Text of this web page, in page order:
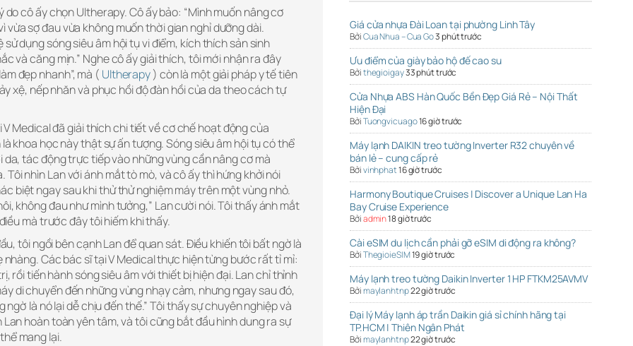
do cô ấy chọn Ultherapy. Cô ấy bảo: “Mình muốn nâng cơ
vừa sợ đau vừa không muốn thời gian nghỉ dưỡng dài.
dụng sóng siêu âm hội tụ vi điểm, kích thích sản sinh
và căng mịn.” Nghe cô ấy giải thích, tôi mới nhận ra đây
đẹp nhanh”, mà ( Ultherapy) còn là một giải pháp y tế tiên
xệ, nếp nhăn và phục hồi độ đàn hồi của da theo cách tự
Medical đã giải thích chi tiết về cơ chế hoạt động của
khoa học này thật sự ấn tượng. Sóng siêu âm hội tụ có thể
da, tác động trực tiếp vào những vùng cần nâng cơ mà
Tôi nhìn Lan với ánh mắt tò mò, và cô ấy thì hứng khởi nói
biệt ngay sau khi thử thử nghiệm máy trên một vùng nhỏ.
không đau như mình tưởng,” Lan cười nói. Tôi thấy ánh mắt
mà trước đây tôi hiếm khi thấy.
tôi ngồi bên cạnh Lan để quan sát. Điều khiến tôi bất ngờ là
Các bác sĩ tại V Medical thực hiện từng bước rất tỉ mỉ:
rồi tiến hành sóng siêu âm với thiết bị hiện đại. Lan chỉ thỉnh
di chuyển đến những vùng nhạy cảm, nhưng ngay sau đó,
ngờ là nó lại dễ chịu đến thế.” Tôi thấy sự chuyên nghiệp và
hoàn toàn yên tâm, và tôi cũng bắt đầu hình dung ra sự
mang lại.
Giá cửa nhựa Đài Loan tại phường Linh Tây
BởiCua Nhua – Cua Go3 phút trước
Ưu điểm của giày bảo hộ đế cao su
Bởithegioigay33 phút trước
Cửa Nhựa ABS Hàn Quốc Bền Đẹp Giá Rẻ – Nội Thất
Hiện Đại
BởiTuongvicuago16 giờ trước
Máy lạnh DAIKIN treo tường Inverter R32 chuyên về
bán lẻ – cung cấp rẻ
Bởivinhphat16 giờ trước
Harmony Boutique Cruises | Discover a Unique Lan Ha
Bay Cruise Experience
Bởiadmin18 giờ trước
Cài eSIM du lịch cần phải gỡ eSIM di động ra không?
BởiThegioieSIM19 giờ trước
Máy lạnh treo tường Daikin Inverter 1 HP FTKM25AVMV
Bởimaylanhtnp22 giờ trước
Đại lý Máy lạnh áp trần Daikin giá sỉ chính hãng tại
TP.HCM | Thiên Ngân Phát
Bởimaylanhtnp22 giờ trước